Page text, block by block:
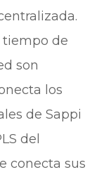
tiempo de
son
los
de Sappi
del
conecta sus